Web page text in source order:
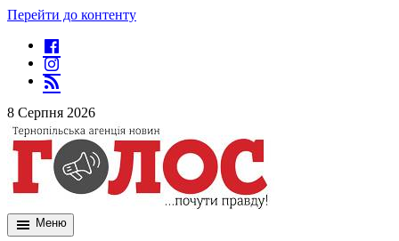
Перейти до контенту
8 Серпня 2026
Меню